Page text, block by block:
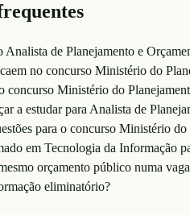
Analista de Planejamento e
no concurso Ministério do
concurso Ministério do
a estudar para Analista de
para o concurso Ministério
em Tecnologia da Informação
orçamento público numa
eliminatório?